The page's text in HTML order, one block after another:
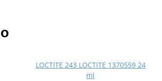
LOCTITE 243 LOCTITE 1370559 24
ml